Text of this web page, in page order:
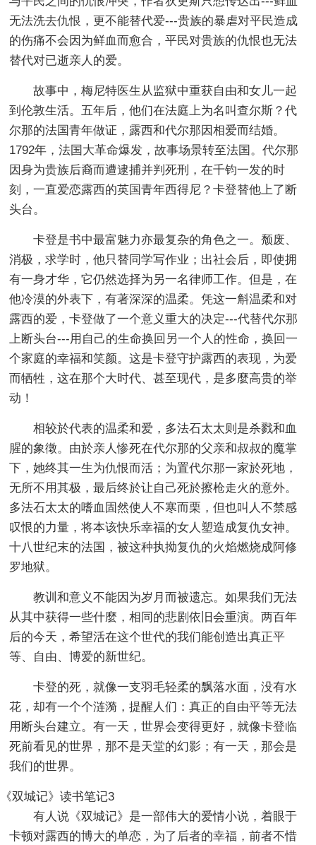
无法洗去仇恨，更不能替代爱---贵族的暴虐对平民造成
的伤痛不会因为鲜血而愈合，平民对贵族的仇恨也无法
替代对已逝亲人的爱。
故事中，梅尼特医生从监狱中重获自由和女儿一起
到伦敦生活。五年后，他们在法庭上为名叫查尔斯？代
尔那的法国青年做证，露西和代尔那因相爱而结婚。
1792年，法国大革命爆发，故事场景转至法国。代尔那
因身为贵族后裔而遭逮捕并判死刑，在千钧一发的时
刻，一直爱恋露西的英国青年西得尼？卡登替他上了断
头台。
卡登是书中最富魅力亦最复杂的角色之一。颓废、
消极，求学时，他只替同学写作业；出社会后，即使拥
有一身才华，它仍然选择为另一名律师工作。但是，在
他冷漠的外表下，有著深深的温柔。凭这一斛温柔和对
露西的爱，卡登做了一个意义重大的决定---代替代尔那
上断头台---用自己的生命换回另一个人的性命，换回一
个家庭的幸福和笑颜。这是卡登守护露西的表现，为爱
而牺牲，这在那个大时代、甚至现代，是多麼高贵的举
动！
相较於代表的温柔和爱，多法石太太则是杀戮和血
腥的象徵。由於亲人惨死在代尔那的父亲和叔叔的魔掌
下，她终其一生为仇恨而活；为置代尔那一家於死地，
无所不用其极，最后终於让自己死於擦枪走火的意外。
多法石太太的嗜血固然使人不寒而栗，但也叫人不禁感
叹恨的力量，将本该快乐幸福的女人塑造成复仇女神。
十八世纪末的法国，被这种执拗复仇的火焰燃烧成阿修
罗地狱。
教训和意义不能因为岁月而被遗忘。如果我们无法
从其中获得一些什麼，相同的悲剧依旧会重演。两百年
后的今天，希望活在这个世代的我们能创造出真正平
等、自由、博爱的新世纪。
卡登的死，就像一支羽毛轻柔的飘落水面，没有水
花，却有一个个涟漪，提醒人们：真正的自由平等无法
用断头台建立。有一天，世界会变得更好，就像卡登临
死前看见的世界，那不是天堂的幻影；有一天，那会是
我们的世界。
《双城记》读书笔记3
有人说《双城记》是一部伟大的爱情小说，着眼于
卡顿对露西的博大的单恋，为了后者的幸福，前者不惜